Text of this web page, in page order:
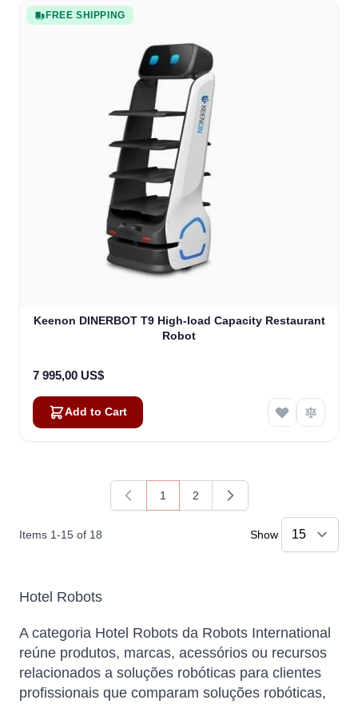
FREE SHIPPING
Keenon DINERBOT T9 High-load Capacity Restaurant
Robot
7 995,00 US$
Add to Cart
Items 1-15 of 18
You're currently reading page
1
Page
2
Show
Hotel Robots
A categoria Hotel Robots da Robots International
reúne produtos, marcas, acessórios ou recursos
relacionados a soluções robóticas para clientes
profissionais que comparam soluções robóticas,